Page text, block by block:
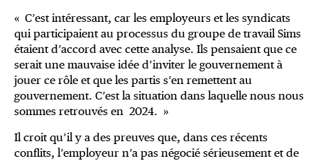
« C’est intéressant, car les employeurs et les syndicats
qui participaient au processus du groupe de travail Sims
étaient d’accord avec cette analyse. Ils pensaient que ce
serait une mauvaise idée d’inviter le gouvernement à
jouer ce rôle et que les partis s’en remettent au
gouvernement. C’est la situation dans laquelle nous nous
sommes retrouvés en 2024. »
Il croit qu’il y a des preuves que, dans ces récents
conflits, l’employeur n’a pas négocié sérieusement et de